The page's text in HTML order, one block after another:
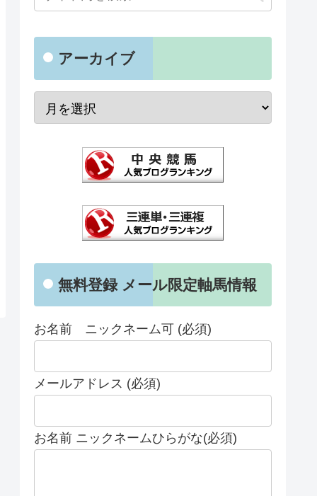
アーカイブ
無料登録 メール限定軸馬情報
お名前 ニックネーム可 (必須)
メールアドレス (必須)
お名前 ニックネームひらがな(必須)